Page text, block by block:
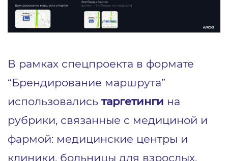
В рамках спецпроекта в формате
“Брендирование маршрута”
использовались таргетинги на
рубрики, связанные с медициной и
фармой: медицинские центры и
клиники, больницы для взрослых,